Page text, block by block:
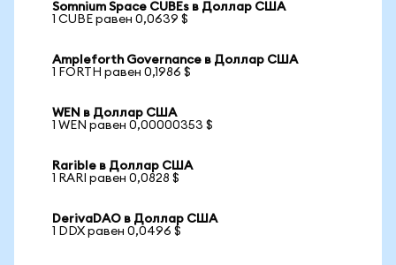
Somnium Space CUBEs в Доллар США
1 CUBE равен 0,0639 $
Ampleforth Governance в Доллар США
1 FORTH равен 0,1986 $
WEN в Доллар США
1 WEN равен 0,00000353 $
Rarible в Доллар США
1 RARI равен 0,0828 $
DerivaDAO в Доллар США
1 DDX равен 0,0496 $